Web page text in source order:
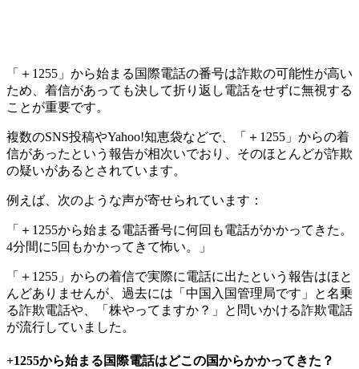
「＋1255」から始まる国際電話の番号は詐欺の可能性が高い
ため、着信があっても決して折り返し電話をせずに無視する
ことが重要です。
複数のSNS投稿やYahoo!知恵袋などで、「＋1255」からの着
信があったという報告が相次いでおり、そのほとんどが詐欺
の疑いがあるとされています。
例えば、次のような声が寄せられています：
「＋1255から始まる電話番号に何回も電話がかかってきた。
4分間に5回もかかってきて怖い。」
「＋1255」からの着信で実際に電話に出たという報告はほと
んどありませんが、過去には「中国入国管理局です」と名乗
る詐欺電話や、「株やってますか？」と問いかける詐欺電話
が流行していました。
+1255から始まる国際電話はどこの国からかかってきた？